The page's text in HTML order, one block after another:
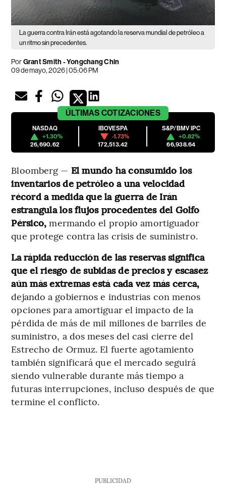
La guerra contra Irán está agotando la reserva mundial de petróleo a
un ritmo sin precedentes.
PorGrant Smith - Yongchang Chin
09 de mayo, 2026 | 05:06 PM
ÚLTIMAS COTIZACIONES
NASDAQ
+1.30%
26,690.62
IBOVESPA
-1.73%
172,513.42
S&P/BMV IPC
+0.82%
66,938.64
Bloomberg — El mundo ha consumido los
inventarios de petróleo a una velocidad
récord a medida que la guerra de Irán
estrangula los flujos procedentes del Golfo
Pérsico, mermando el propio amortiguador
que protege contra las crisis de suministro.
La rápida reducción de las reservas significa
que el riesgo de subidas de precios y escasez
aún más extremas está cada vez más cerca,
dejando a gobiernos e industrias con menos
opciones para amortiguar el impacto de la
pérdida de más de mil millones de barriles de
suministro, a dos meses del casi cierre del
Estrecho de Ormuz. El fuerte agotamiento
también significará que el mercado seguirá
siendo vulnerable durante más tiempo a
futuras interrupciones, incluso después de que
termine el conflicto.
PUBLICIDAD